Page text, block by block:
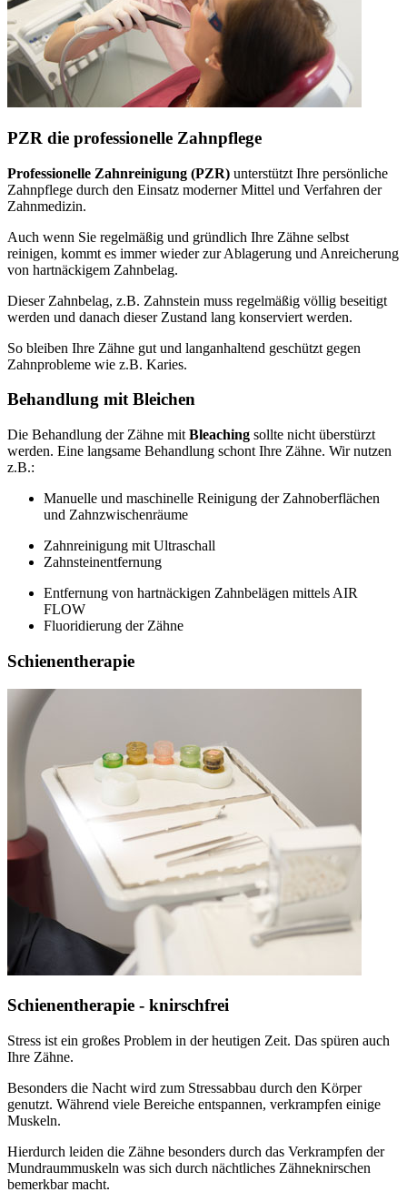
PZR die professionelle Zahnpflege
Professionelle Zahnreinigung (PZR) unterstützt Ihre persönliche
Zahnpflege durch den Einsatz moderner Mittel und Verfahren der
Zahnmedizin.
Auch wenn Sie regelmäßig und gründlich Ihre Zähne selbst
reinigen, kommt es immer wieder zur Ablagerung und Anreicherung
von hartnäckigem Zahnbelag.
Dieser Zahnbelag, z.B. Zahnstein muss regelmäßig völlig beseitigt
werden und danach dieser Zustand lang konserviert werden.
So bleiben Ihre Zähne gut und langanhaltend geschützt gegen
Zahnprobleme wie z.B. Karies.
Behandlung mit Bleichen
Die Behandlung der Zähne mit Bleaching sollte nicht überstürzt
werden. Eine langsame Behandlung schont Ihre Zähne. Wir nutzen
z.B.:
Manuelle und maschinelle Reinigung der Zahnoberflächen
und Zahnzwischenräume
Zahnreinigung mit Ultraschall
Zahnsteinentfernung
Entfernung von hartnäckigen Zahnbelägen mittels AIR
FLOW
Fluoridierung der Zähne
Schienentherapie
Schienentherapie - knirschfrei
Stress ist ein großes Problem in der heutigen Zeit. Das spüren auch
Ihre Zähne.
Besonders die Nacht wird zum Stressabbau durch den Körper
genutzt. Während viele Bereiche entspannen, verkrampfen einige
Muskeln.
Hierdurch leiden die Zähne besonders durch das Verkrampfen der
Mundraummuskeln was sich durch nächtliches Zähneknirschen
bemerkbar macht.